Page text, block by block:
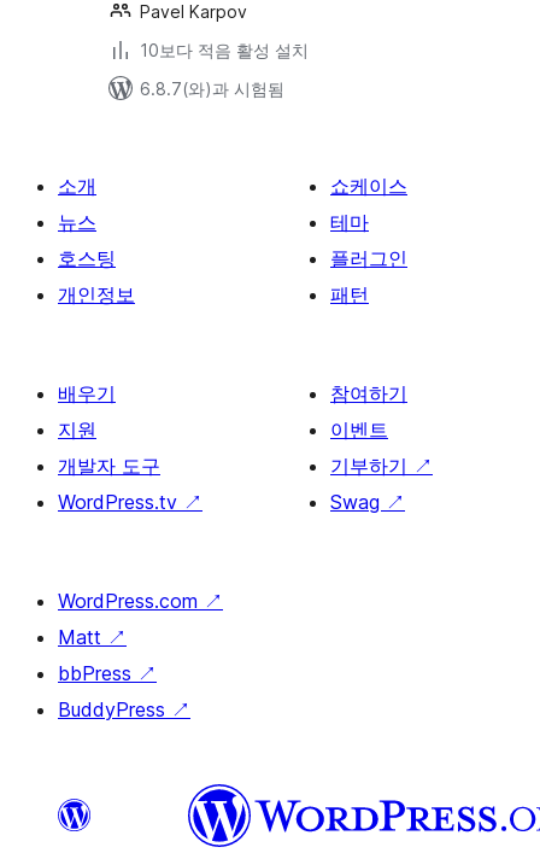
Pavel Karpov
10보다 적음 활성 설치
6.8.7(와)과 시험됨
소개
뉴스
호스팅
개인정보
쇼케이스
테마
플러그인
패턴
배우기
지원
개발자 도구
WordPress.tv ↗
참여하기
이벤트
기부하기 ↗
Swag ↗
WordPress.com ↗
Matt ↗
bbPress ↗
BuddyPress ↗